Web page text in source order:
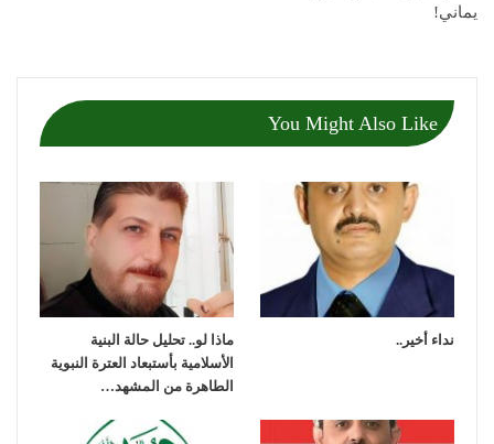
يماني!
You Might Also Like
نداء أخير..
ماذا لو.. تحليل حالة البنية
الأسلامية بأستبعاد العترة النبوية
الطاهرة من المشهد…